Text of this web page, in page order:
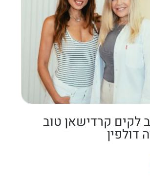
לקים קרדישאן טוב
דולפין